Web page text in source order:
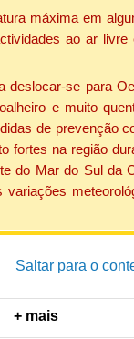
máxima em
ao ar
deslocar-se para
e muito
de prevenção
fortes na região
do Mar do Sul da
Saltar para o
+ mais